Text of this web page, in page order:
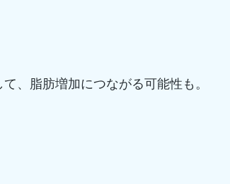
、脂肪増加につながる可能性も。